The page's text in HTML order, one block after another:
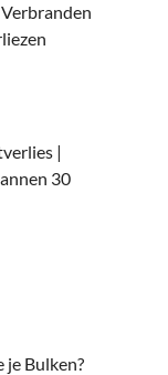
|
30
je Bulken?